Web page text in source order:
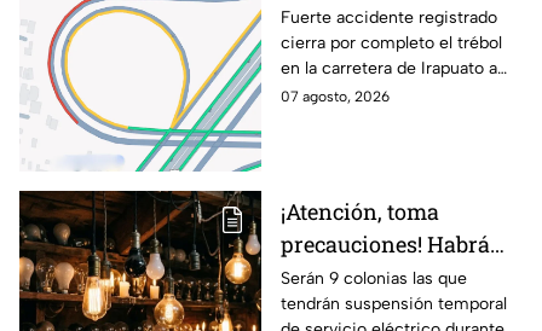
Irapuato; toma estas
vías alternas
Fuerte accidente registrado
cierra por completo el trébol
en la carretera de Irapuato a
Abasolo
07 agosto, 2026
¡Atención, toma
precauciones! Habrá
suspensión de luz por 8
horas hoy viernes 7 y
Serán 9 colonias las que
tendrán suspensión temporal